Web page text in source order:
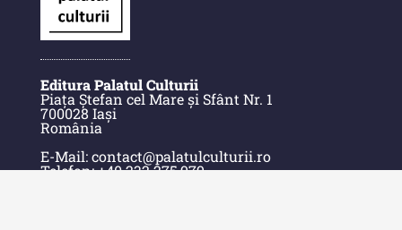
Despre Editură
Indexul Publicațiilor
Editura Palatul Culturii
Piața Ștefan cel Mare și Sfânt Nr. 1
700028 Iași
România
E-Mail: contact@palatulculturii.ro
Telefon: +40.232.275.979